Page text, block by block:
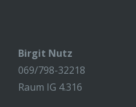
Birgit Nutz
069/798-32218
Raum IG 4.316